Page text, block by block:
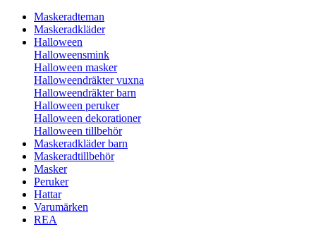
Maskeradteman
Maskeradkläder
Halloween
Halloweensmink
Halloween masker
Halloweendräkter vuxna
Halloweendräkter barn
Halloween peruker
Halloween dekorationer
Halloween tillbehör
Maskeradkläder barn
Maskeradtillbehör
Masker
Peruker
Hattar
Varumärken
REA